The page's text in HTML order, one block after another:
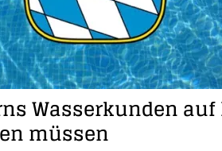
Wasserkunden
müssen